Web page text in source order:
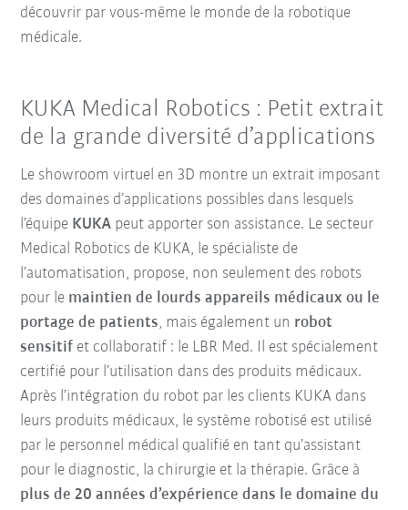
découvrir par vous-même le monde de la robotique
médicale.
KUKA Medical Robotics : Petit extrait
de la grande diversité d’applications
Le showroom virtuel en 3D montre un extrait imposant
des domaines d’applications possibles dans lesquels
l’équipe KUKA peut apporter son assistance. Le secteur
Medical Robotics de KUKA, le spécialiste de
l’automatisation, propose, non seulement des robots
pour le maintien de lourds appareils médicaux ou le
portage de patients, mais également un robot
sensitif et collaboratif : le LBR Med. Il est spécialement
certifié pour l’utilisation dans des produits médicaux.
Après l’intégration du robot par les clients KUKA dans
leurs produits médicaux, le système robotisé est utilisé
par le personnel médical qualifié en tant qu’assistant
pour le diagnostic, la chirurgie et la thérapie. Grâce à
plus de 20 années d’expérience dans le domaine du